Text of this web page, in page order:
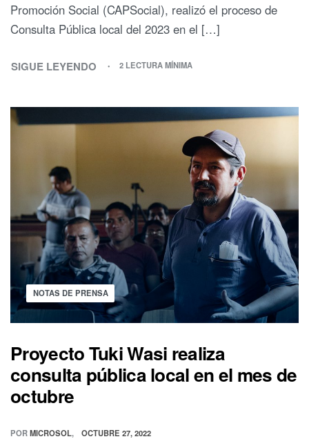
Promoción Social (CAPSocial), realizó el proceso de
Consulta Pública local del 2023 en el […]
SIGUE LEYENDO 2 LECTURA MÍNIMA
NOTAS DE PRENSA
Proyecto Tuki Wasi realiza
consulta pública local en el mes de
octubre
PORMICROSOL OCTUBRE 27, 2022